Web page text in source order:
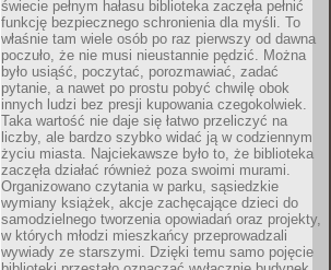
świecie pełnym hałasu biblioteka zaczęła pełnić
funkcję bezpiecznego schronienia dla myśli. To
właśnie tam wiele osób po raz pierwszy od dawna
poczuło, że nie musi nieustannie pędzić. Można
było usiąść, poczytać, porozmawiać, zadać
pytanie, a nawet po prostu pobyć chwilę obok
innych ludzi bez presji kupowania czegokolwiek.
Taka wartość nie daje się łatwo przeliczyć na
liczby, ale bardzo szybko widać ją w codziennym
życiu miasta. Najciekawsze było to, że biblioteka
zaczęła działać również poza swoimi murami.
Organizowano czytania w parku, sąsiedzkie
wymiany książek, akcje zachęcające dzieci do
samodzielnego tworzenia opowiadań oraz projekty,
w których młodzi mieszkańcy przeprowadzali
wywiady ze starszymi. Dzięki temu samo pojęcie